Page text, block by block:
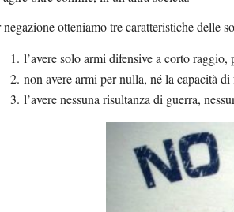
negazione otteniamo tre caratteristiche delle
l’avere solo armi difensive a corto raggio,
non avere armi per nulla, né la capacità di
l’avere nessuna risultanza di guerra,